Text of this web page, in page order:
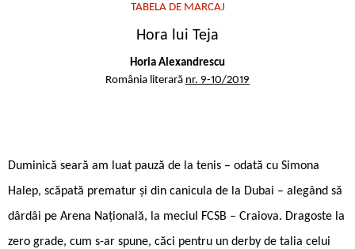
TABELA DE MARCAJ
Hora lui Teja
Horia Alexandrescu
România literară nr. 9-10/2019
Duminică seară am luat pauză de la tenis – odată cu Simona
Halep, scăpată prematur și din canicula de la Dubai – alegând să
dârdâi pe Arena Națională, la meciul FCSB – Craiova. Dragoste la
zero grade, cum s-ar spune, căci pentru un derby de talia celui